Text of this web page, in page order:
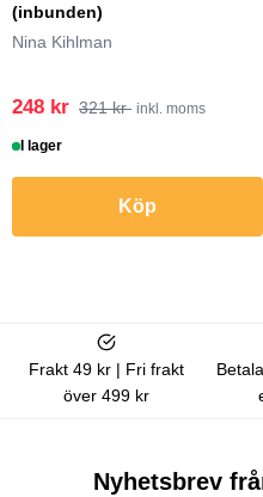
(inbunden)
Nina Kihlman
248 kr 321 kr inkl. moms
I lager
Köp
Frakt 49 kr | Fri frakt
över 499 kr
Nyhetsbrev